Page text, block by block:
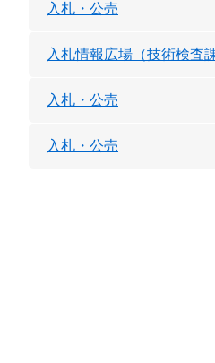
入札・公売
入札情報広場（技術検査課
入札・公売
入札・公売